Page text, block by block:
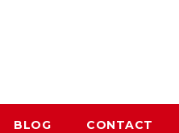
BLOG CONTACT